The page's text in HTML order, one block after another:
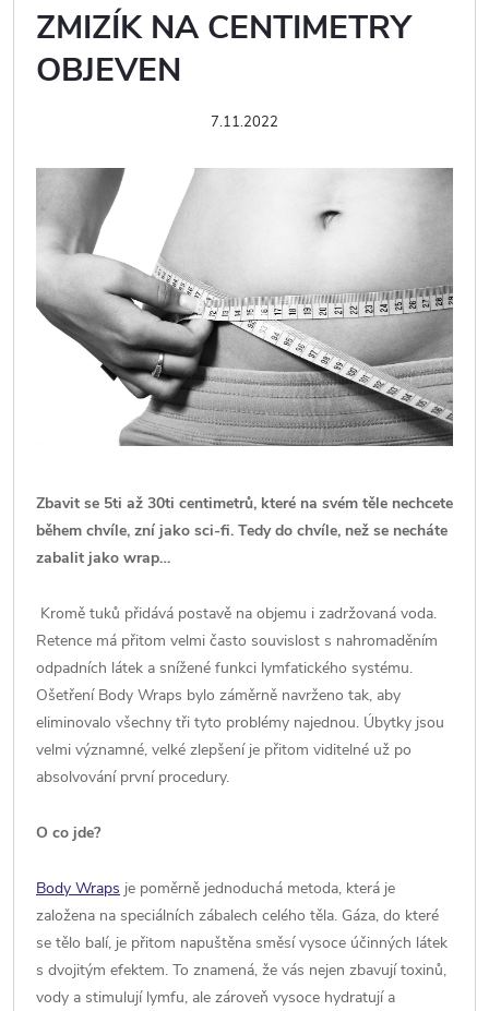
ZMIZÍK NA CENTIMETRY
OBJEVEN
7.11.2022
Zbavit se 5ti až 30ti centimetrů, které na svém těle nechcete
během chvíle, zní jako sci-fi. Tedy do chvíle, než se necháte
zabalit jako wrap…
Kromě tuků přidává postavě na objemu i zadržovaná voda.
Retence má přitom velmi často souvislost s nahromaděním
odpadních látek a snížené funkci lymfatického systému.
Ošetření Body Wraps bylo záměrně navrženo tak, aby
eliminovalo všechny tři tyto problémy najednou. Úbytky jsou
velmi významné, velké zlepšení je přitom viditelné už po
absolvování první procedury.
O co jde?
Body Wraps je poměrně jednoduchá metoda, která je
založena na speciálních zábalech celého těla. Gáza, do které
se tělo balí, je přitom napuštěna směsí vysoce účinných látek
s dvojitým efektem. To znamená, že vás nejen zbavují toxinů,
vody a stimulují lymfu, ale zároveň vysoce hydratují a